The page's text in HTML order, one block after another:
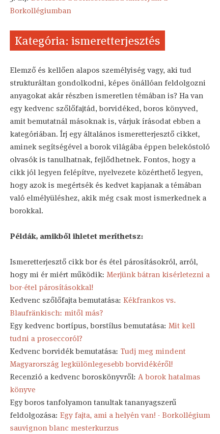
Borkollégiumban
Kategória: ismeretterjesztés
Elemző és kellően alapos személyiség vagy, aki tud
strukturáltan gondolkodni, képes önállóan feldolgozni
anyagokat akár részben ismeretlen témában is? Ha van
egy kedvenc szőlőfajtád, borvidéked, boros könyved,
amit bemutatnál másoknak is, várjuk írásodat ebben a
kategóriában. Írj egy általános ismeretterjesztő cikket,
aminek segítségével a borok világába éppen belekóstoló
olvasók is tanulhatnak, fejlődhetnek. Fontos, hogy a
cikk jól legyen felépítve, nyelvezete közérthető legyen,
hogy azok is megértsék és kedvet kapjanak a témában
való elmélyüléshez, akik még csak most ismerkednek a
borokkal.
Példák, amikből ihletet meríthetsz:
Ismeretterjesztő cikk bor és étel párosításokról, arról,
hogy mi ér miért működik: Merjünk bátran kisérletezni a
bor-étel párosításokkal!
Kedvenc szőlőfajta bemutatása: Kékfrankos vs.
Blaufränkisch: mitől más?
Egy kedvenc bortípus, borstílus bemutatása: Mit kell
tudni a proseccoról?
Kedvenc borvidék bemutatása: Tudj meg mindent
Magyarország legkülönlegesebb borvidékéről!
Recenzió a kedvenc boroskönyvről: A borok hatalmas
könyve
Egy boros tanfolyamon tanultak tananyagszerű
feldolgozása: Egy fajta, ami a helyén van! - Borkollégium
sauvignon blanc mesterkurzus